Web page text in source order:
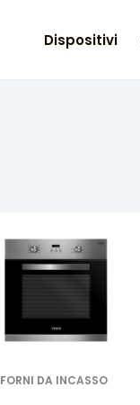
Dispositivi
FORNI DA INCASSO